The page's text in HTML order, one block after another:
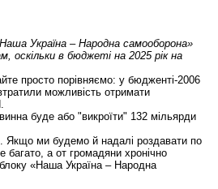
Україна – Народна самооборона»
оскільки в бюджеті на 2025 рік на
просто порівняємо: у бюдженті-2006
можливість отримати
буде або "викроїти" 132 мільярди
Якщо ми будемо й надалі роздавати по
багато, а от громадяни хронічно
«Наша Україна – Народна